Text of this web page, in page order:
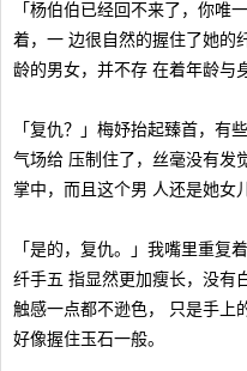
「杨伯伯已经回不来了，你唯
着，一 边很自然的握住了她的
龄的男女，并不存 在着年龄与
「复仇？」梅妤抬起臻首，有
气场给 压制住了，丝毫没有发
掌中，而且这个男 人还是她女
「是的，复仇。」我嘴里重复
纤手五 指显然更加瘦长，没有
触感一点都不逊色， 只是手上
好像握住玉石一般。